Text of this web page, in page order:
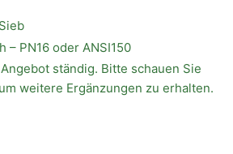
– PN16 oder ANSI150
ständig. Bitte schauen Sie
weitere Ergänzungen zu erhalten.